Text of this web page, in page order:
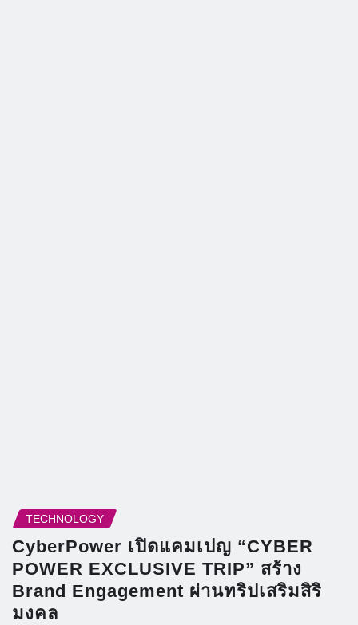
TECHNOLOGY
CyberPower เปิดแคมเปญ “CYBER
POWER EXCLUSIVE TRIP” สร้าง
Brand Engagement ผ่านทริปเสริมสิริ
มงคล